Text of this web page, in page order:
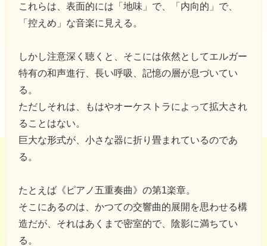
これらは、表面的には「地味」で、「内向的」で、
「控えめ」な音楽に見える。
しかし注意深く聴くと、そこには依然としてエルガー
特有の和声進行、長い呼吸、記憶の層が息づいてい
る。
ただしそれは、もはやオーケストラによって拡大され
ることはない。
巨大な形式が、小さな器に折り畳まれているのであ
る。
たとえば《ピアノ五重奏曲》の第1楽章。
そこにあるのは、かつての交響曲的展開を思わせる構
造だが、それはあくまで密室的で、陰影に満ちてい
る。